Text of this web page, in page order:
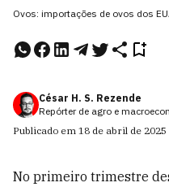
Ovos: importações de ovos dos
César H. S. Rezende
Repórter de agro e
Publicado em 18 de abril de 2025
No primeiro trimestre